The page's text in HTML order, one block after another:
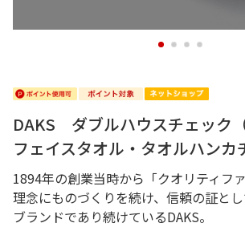
1 2 3 4
DAKS ダブルハウスチェック
フェイスタオル・タオルハンカ
1894年の創業当時から「クオリティフ
理念にものづくりを続け、信頼の証と
ブランドであり続けているDAKS。